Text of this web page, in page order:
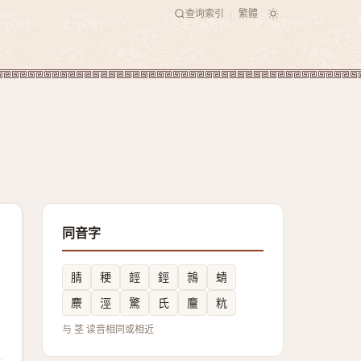
查询索引 繁體
同音字
腈 稉 䪫 鋞 鶁
蜻
麖
涇 驚 氏 麠 粇
与 茎 读音相同或相近